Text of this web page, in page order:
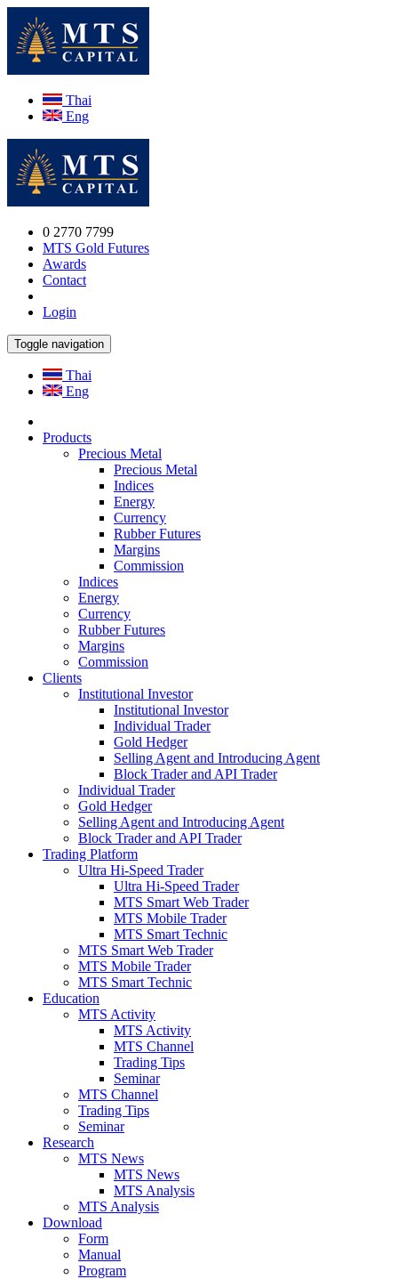
Thai
Eng
0 2770 7799
MTS Gold Futures
Awards
Contact
Login
Toggle navigation
Thai
Eng
Products
Precious Metal
Precious Metal
Indices
Energy
Currency
Rubber Futures
Margins
Commission
Indices
Energy
Currency
Rubber Futures
Margins
Commission
Clients
Institutional Investor
Institutional Investor
Individual Trader
Gold Hedger
Selling Agent and Introducing Agent
Block Trader and API Trader
Individual Trader
Gold Hedger
Selling Agent and Introducing Agent
Block Trader and API Trader
Trading Platform
Ultra Hi-Speed Trader
Ultra Hi-Speed Trader
MTS Smart Web Trader
MTS Mobile Trader
MTS Smart Technic
MTS Smart Web Trader
MTS Mobile Trader
MTS Smart Technic
Education
MTS Activity
MTS Activity
MTS Channel
Trading Tips
Seminar
MTS Channel
Trading Tips
Seminar
Research
MTS News
MTS News
MTS Analysis
MTS Analysis
Download
Form
Manual
Program